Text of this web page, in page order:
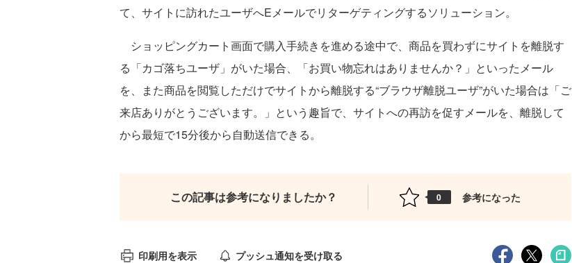
て、サイトに訪れたユーザへEメールでリターゲティングするソリューション。
ショッピングカート画面で購入手続きを進める途中で、商品を買わずにサイトを離脱す
る「カゴ落ちユーザ」がいた場合、「お買い物忘れはありませんか？」といったメール
を、また商品を閲覧しただけでサイトから離脱する“ブラウザ離脱ユーザ”がいた場合は「ご
来店ありがとうございます。」という趣旨で、サイトへの再訪を促すメールを、離脱して
から最短で15分後から自動送信できる。
この記事は参考になりましたか？ 0 参考になった
印刷用を表示 プッシュ通知を受け取る